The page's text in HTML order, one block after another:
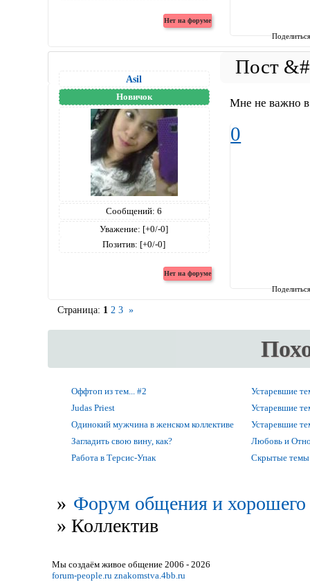
Asil
Новичок
Сообщений: 6
Уважение: [+0/-0]
Позитив: [+0/-0]
Мне не важно в
0
Страница: 1 2 3 »
Оффтоп из тем... #2
Устаревшие
Judas Priest
Устаревшие
Одинокий мужчина в женском коллективе
Устаревшие
Загладить свою вину, как?
Любовь и
Работа в Терсис-Упак
Скрытые темы
» Форум общения и хорошего
» Коллектив
Мы создаём живое общение 2006 - 2026
forum-people.ru znakomstva.4bb.ru